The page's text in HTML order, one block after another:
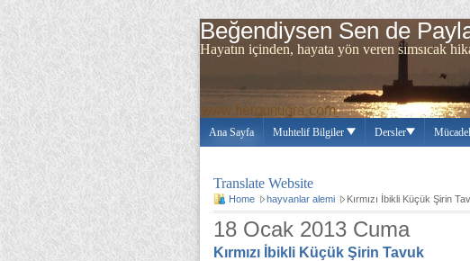
Beğendiysen Sen de
Hayatın içinden, hayata yön veren sımsıcak
Ana Sayfa Muhtelif Bilgiler Dersler
Translate Website
Home hayvanlar alemi Kırmızı İbikli Küçük Şirin
18 Ocak 2013 Cuma
Kırmızı İbikli Küçük Şirin Tavuk